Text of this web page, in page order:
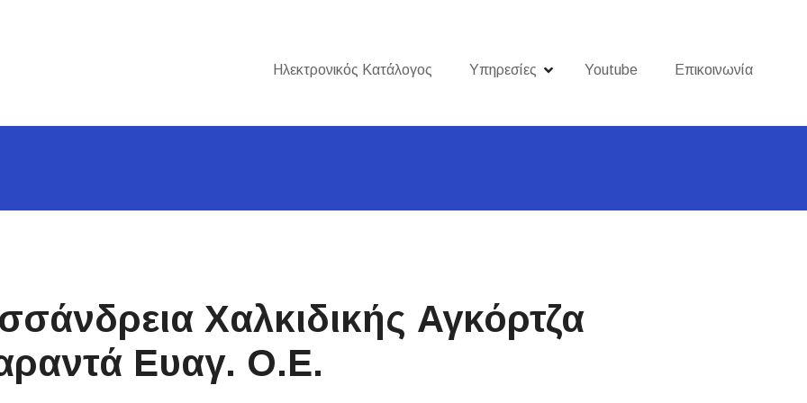
Ηλεκτρονικός Κατάλογος Υπηρεσίες Youtube Επικοινωνία
Χαλκιδικής Αγκόρτζα
Ευαγ. Ο.Ε.